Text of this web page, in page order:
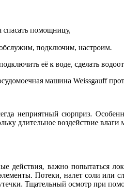
спасать помощницу,
подключим, настроим.
её к воде, сделать
неприятный сюрприз.
длительное воздействие
действия, важно попытаться
Потеки, налет соли
Тщательный осмотр при